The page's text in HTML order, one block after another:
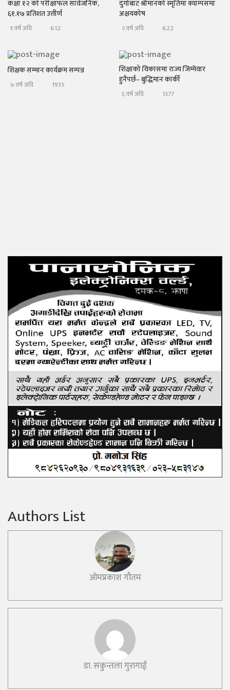
कक्षा १२ को परीक्षाफल सार्वजनिक,
६१.१७ प्रतिशत उत्तीर्ण
१ वर्ष अघि 612
दुर्गाबाट श्रीमानको स्मृतिमा क्याम्पसमा
अक्षयकोष
२ वर्ष अघि 622
शिक्षक सम्मान कार्यक्रम सम्पन्न
७ वर्ष अघि 1935
शिक्षाको विकासमा राज्य जिम्मेवार
हुनैपर्छ– बुद्धिमान कार्की
६ वर्ष अघि 1377
Authors List
ओमप्रकाश गौतम
डा. सकुन्तला गुरागाई